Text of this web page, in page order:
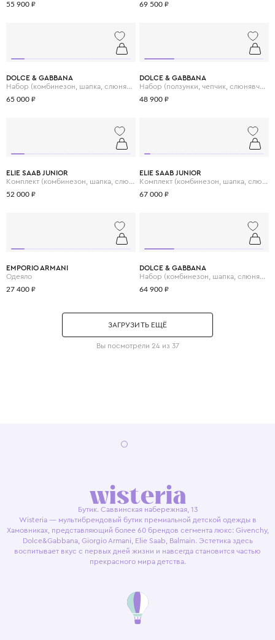
55 900 ₽ 69 500 ₽
DOLCE & GABBANA
Набор (комбинезон, шапка, слюнявчик)
65 000 ₽
DOLCE & GABBANA
Набор (ползунки, чепчик, слюнявчик)
48 900 ₽
ELIE SAAB JUNIOR
Комплект (комбинезон, шапка, слюнявчик)
52 000 ₽
ELIE SAAB JUNIOR
Комплект (комбинезон, шапка, слюнявчик, одеяло)
67 000 ₽
EMPORIO ARMANI
Одеяло
27 400 ₽
DOLCE & GABBANA
Набор (комбинезон, шапка, слюнявчик)
64 900 ₽
ЗАГРУЗИТЬ ЕЩЁ
Вы посмотрели 24 из 37
Бутик. Саввинская набережная, 13
Wisteria — мультибрендовый бутик премиальной детской одежды в
Хамовниках, представляющий более 60 брендов сегмента люкс: Givenchy,
Dolce&Gabbana, Giorgio Armani, Elie Saab, Balmain. Эстетика здесь
воспитывает вкус с первых дней жизни и навсегда становится частью
прекрасного мира детства.